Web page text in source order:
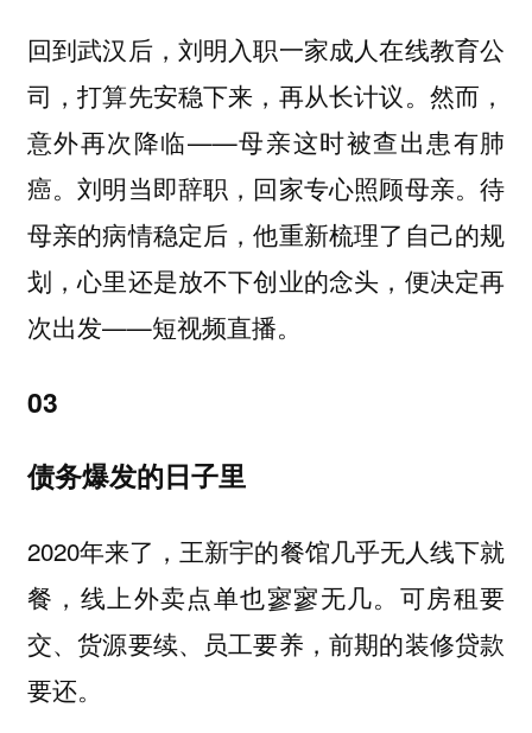
回到武汉后，刘明入职一家成人在线教育公
司，打算先安稳下来，再从长计议。然而，
意外再次降临——母亲这时被查出患有肺
癌。刘明当即辞职，回家专心照顾母亲。待
母亲的病情稳定后，他重新梳理了自己的规
划，心里还是放不下创业的念头，便决定再
次出发——短视频直播。
03
债务爆发的日子里
2020年来了，王新宇的餐馆几乎无人线下就
餐，线上外卖点单也寥寥无几。可房租要
交、货源要续、员工要养，前期的装修贷款
要还。